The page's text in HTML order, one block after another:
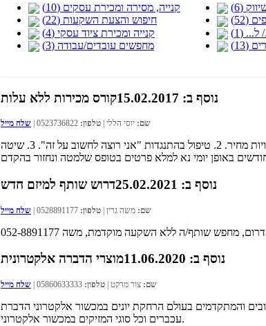
קנייה, מסירה ומכירת עסקים (10)
חיפוש והצעת השקעות (22)
קנייה ומכירת ציוד עסקי (4)
מחפשים עובדים/עבודה (3)
(6)
(52)
(1)
(13)
נוסף ב: 15.02.2017 קורס מכירות ללא עלות
שם: יוסי הללי | טלפון: 0523736822 | שלח מייל
נפתח קורס מכירות מקצועי בנושאים הבאים: 1. אלמנטים של טיפול בהתנגדויות מחיר. 2. טיפול בהתנגדות "אני רוצה לחשוב על זה". 3. שיטה
נוסף ב: 25.02.2021 דרוש שותף למיזם חדש
שם: משה גרין | טלפון: 0528891177 | שלח מייל
שותף/ה ללא השקעה מוקדמת, משה 052-8891177
נוסף ב: 11.06.2020 מוצרי הדברה אלקטרונית
שם: צור מרקט | טלפון: 05860633333 | שלח מייל
והמתקדמים בעולם הרחקת יונים במכשור אלקטרוני הדברת
עכברים וכל סוגי המזיקים במכשור אלקטרוני.